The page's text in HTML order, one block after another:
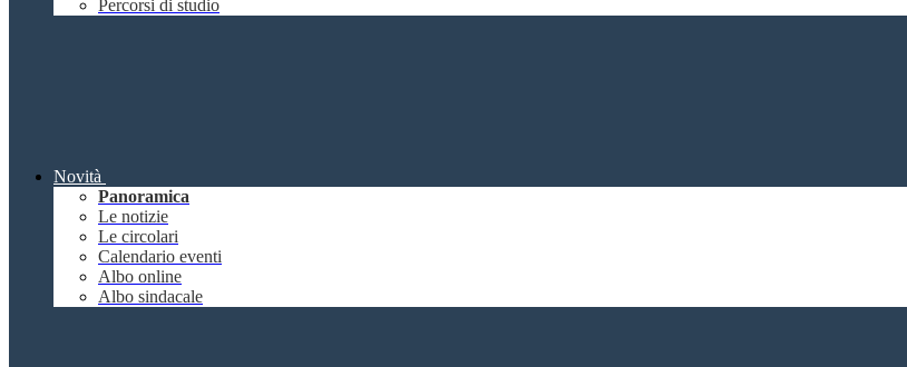
Percorsi di studio
Novità
Panoramica
Le notizie
Le circolari
Calendario eventi
Albo online
Albo sindacale